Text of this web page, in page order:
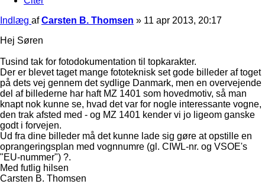
Indlæg afCarsten B. Thomsen » 11 apr 2013, 20:17
Hej Søren
Tusind tak for fotodokumentation til topkarakter.
Der er blevet taget mange fototeknisk set gode billeder af toget
på dets vej gennem det sydlige Danmark, men en overvejende
del af billederne har haft MZ 1401 som hovedmotiv, så man
knapt nok kunne se, hvad det var for nogle interessante vogne,
den trak afsted med - og MZ 1401 kender vi jo ligeom ganske
godt i forvejen.
Ud fra dine billeder må det kunne lade sig gøre at opstille en
oprangeringsplan med vognnumre (gl. CIWL-nr. og VSOE's
"EU-nummer") ?.
Med futlig hilsen
Carsten B. Thomsen